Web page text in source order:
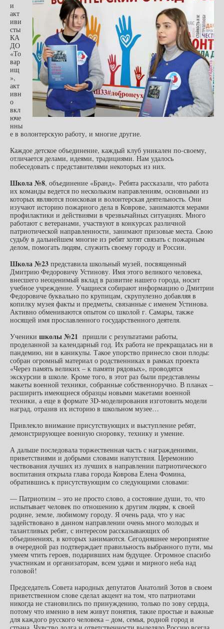
и
акт
иви
сты
КА
ДО
«То
вар
ищ
»,
акт
ивн
о
вкл
юче
нны
е в волонтерскую работу, и многие другие.
Каждое детское объединение, каждый клуб уникален по-своему,
отличается делами, идеями, традициями. Нам удалось
побеседовать с представителями некоторых из них.
Школа №8, объединение «Бранд». Ребята рассказали, что работа
их команды ведется по нескольким направлениям, основными из
которых являются поисковая и волонтерская деятельность. Они
изучают историю пожарного дела в Коврове, занимаются мерами
профилактики и действиями в чрезвычайных ситуациях. Много
работают с ветеранами, участвуют в конкурсах различной
патриотической направленности, занимают призовые места. Свою
судьбу в дальнейшем многие из ребят хотят связать с пожарным
делом, помогать людям, служить своему городу и России.
Школа №23 представила школьный музей, посвященный
Дмитрию Федоровичу Устинову. Имя этого великого человека,
внесшего неоценимый вклад в развитие нашего города, носит
учебное учреждение. Учащиеся собирают информацию о Дмитрии
Федоровиче буквально по крупицам, скрупулезно добавляя в
копилку музея факты и предметы, связанные с именем Устинова.
Активно обмениваются опытом со школой г. Самары, также
носящей имя прославленного государственного деятеля.
Ученики школы №21 пришли с результатами работы,
проделанной за календарный год. Их работа не прекращалась ни в
пандемию, ни в каникулы. Такое упорство принесло свои плоды:
собран огромный материал о родственниках в рамках проекта
«Через память великих – к памяти рядовых», проводятся
экскурсии в школе. Кроме того, в этот раз были представлены
макеты военной техники, собранные собственноручно. В планах –
расширить имеющиеся образцы новыми макетами военной
техники, а еще в формате 3D-моделирования изготовить модели
наград, отразив их историю в школьном музее…
Привлекло внимание присутствующих и выступление ребят,
демонстрирующее военную сноровку, технику и умение.
А дальше последовала торжественная часть с награждениями,
приветствиями и добрыми словами напутствия. Церемонию
чествования лучших из лучших в направлении патриотического
воспитания открыла глава города Коврова Елена Фомина,
обратившись к присутствующим со следующими словами:
— Патриотизм – это не просто слово, а состояние души, то, что
испытывает человек по отношению к другим людям, к своей
родине, земле, любимому городу. Я очень рада, что у нас
задействовано в данном направлении очень много молодых и
талантливых ребят, с интересом рассказывающих об
объединениях, в которых занимаются. Сегодняшнее мероприятие
в очередной раз подтверждает правильность выбранного пути, мы
умеем чтить героев, подаривших нам будущее. Огромное спасибо
участникам и организаторам, всем удачи и мирного неба над
головой!
Председатель Совета народных депутатов Анатолий Зотов в своем
приветственном слове сделал акцент на том, что патриотами
никогда не становились по принуждению, только по зову сердца,
потому что именно в нем живут понятия, такие простые и важные
для каждого русского человека – дом, семья, родной город и